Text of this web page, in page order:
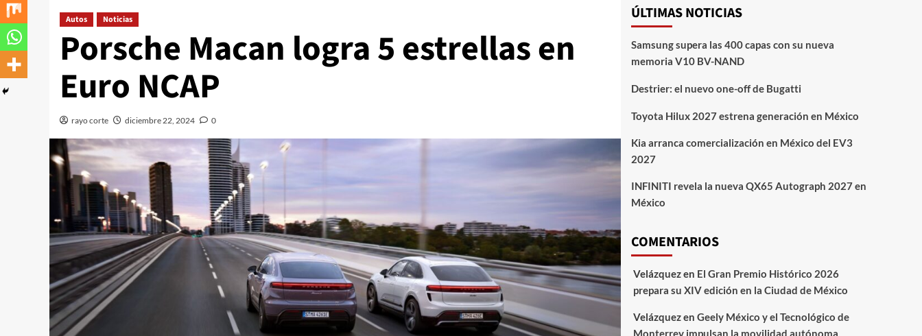
Autos Noticias
Porsche Macan logra 5 estrellas en
Euro NCAP
rayo corte diciembre 22, 2024 0
ÚLTIMAS NOTICIAS
Samsung supera las 400 capas con su nueva
memoria V10 BV-NAND
Destrier: el nuevo one-off de Bugatti
Toyota Hilux 2027 estrena generación en México
Kia arranca comercialización en México del EV3
2027
INFINITI revela la nueva QX65 Autograph 2027 en
México
COMENTARIOS
Velázquezen El Gran Premio Histórico 2026
prepara su XIV edición en la Ciudad de México
Velázquezen Geely México y el Tecnológico de
Monterrey impulsan la movilidad autónoma